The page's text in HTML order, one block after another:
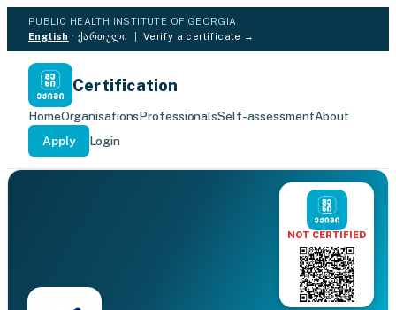
PUBLIC HEALTH INSTITUTE OF GEORGIA
English ·ქართული Verify a certificate →
Certification
HomeOrganisationsProfessionalsSelf-assessmentAbout
Apply
Login
NOT CERTIFIED